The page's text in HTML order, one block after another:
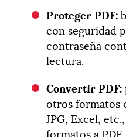
Proteger PDF:
con seguridad
contraseña
lectura.
Convertir PDF:
otros formatos
JPG, Excel,
formatos a PDF.